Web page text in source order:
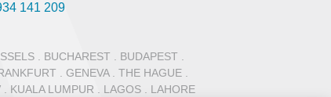
141 209
. BUCHAREST . BUDAPEST .
. GENEVA . THE HAGUE .
KUALA LUMPUR . LAGOS . LAHORE